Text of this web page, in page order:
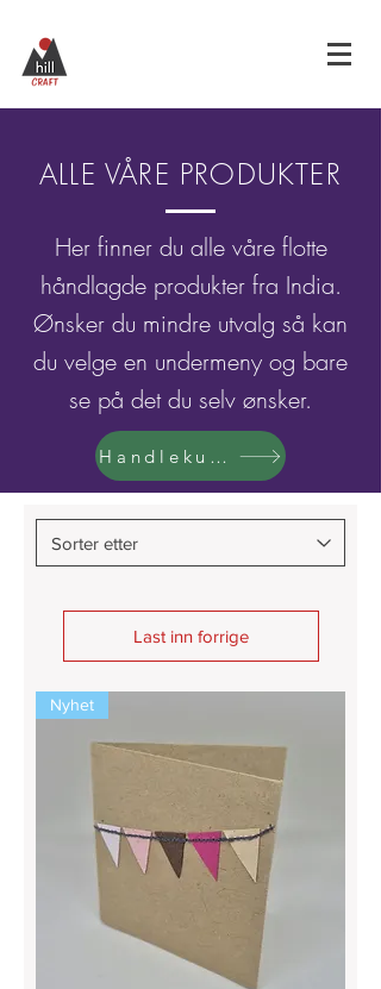
ALLE VÅRE PRODUKTER
Her finner du alle våre flotte
håndlagde produkter fra India.
Ønsker du mindre utvalg så kan
du velge en undermeny og bare
se på det du selv ønsker.
Handlekurv
Last inn forrige
Nyhet